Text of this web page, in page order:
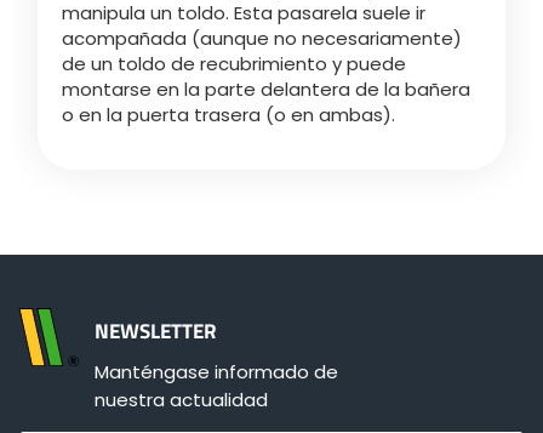
manipula un toldo. Esta pasarela suele ir
acompañada (aunque no necesariamente)
de un toldo de recubrimiento y puede
montarse en la parte delantera de la bañera
o en la puerta trasera (o en ambas).
NEWSLETTER
Manténgase informado de
nuestra actualidad